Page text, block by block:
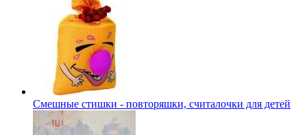
Смешные стишки - повторяшки, считалочки для детей